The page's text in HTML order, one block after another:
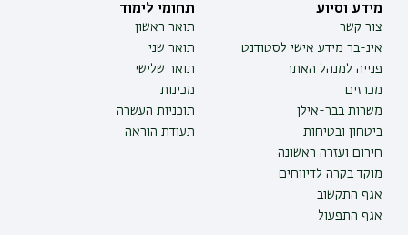
מידע וסיוע
צור קשר
אינ-בר מידע אישי לסטודנט
פנייה למנהל האתר
מכרזים
משרות בבר-אילן
ביטחון ובטיחות
חירום ועזרה ראשונה
מוקד בקרה לדיווחים
אגף התקשוב
אגף התפעול
תחומי לימוד
תואר ראשון
תואר שני
תואר שלישי
מכינות
תוכניות העשרה
תעודת הוראה